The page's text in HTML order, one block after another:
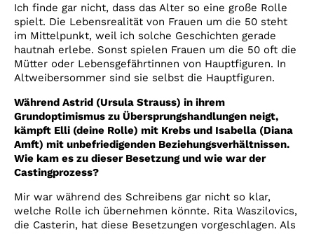
Ich finde gar nicht, dass das Alter so eine große Rolle
spielt. Die Lebensrealität von Frauen um die 50 steht
im Mittelpunkt, weil ich solche Geschichten gerade
hautnah erlebe. Sonst spielen Frauen um die 50 oft die
Mütter oder Lebensgefährtinnen von Hauptfiguren. In
Altweibersommer sind sie selbst die Hauptfiguren.
Während Astrid (Ursula Strauss) in ihrem
Grundoptimismus zu Übersprungshandlungen neigt,
kämpft Elli (deine Rolle) mit Krebs und Isabella (Diana
Amft) mit unbefriedigenden Beziehungsverhältnissen.
Wie kam es zu dieser Besetzung und wie war der
Castingprozess?
Mir war während des Schreibens gar nicht so klar,
welche Rolle ich übernehmen könnte. Rita Waszilovics,
die Casterin, hat diese Besetzungen vorgeschlagen. Als